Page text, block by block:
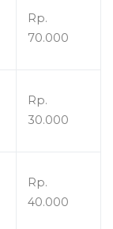
Rp.
70.000
Rp.
30.000
Rp.
40.000